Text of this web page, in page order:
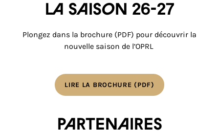
La saison 26-27
Plongez dans la brochure (PDF) pour découvrir la
nouvelle saison de l’OPRL
LIRE LA BROCHURE (PDF)
Partenaires